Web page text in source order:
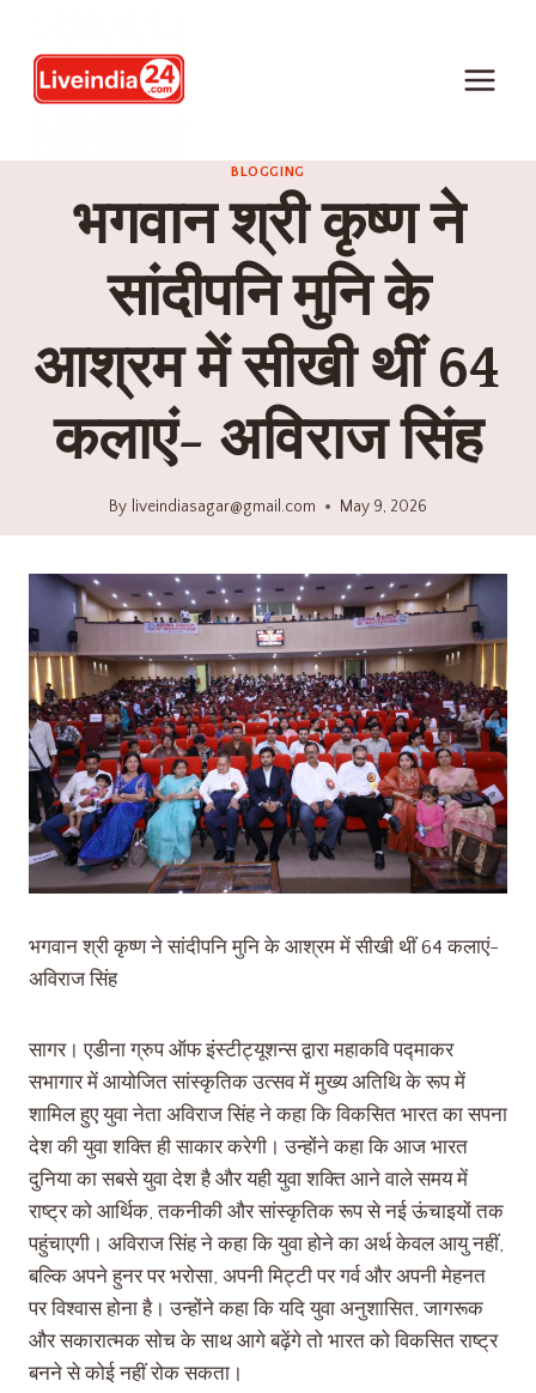
BLOGGING
भगवान श्री कृष्ण ने
सांदीपनि मुनि के
आश्रम में सीखी थीं 64
कलाएं- अविराज सिंह
By liveindiasagar@gmail.com May 9, 2026
भगवान श्री कृष्ण ने सांदीपनि मुनि के आश्रम में सीखी थीं 64 कलाएं-
अविराज सिंह
सागर। एडीना ग्रुप ऑफ इंस्टीट्यूशन्स द्वारा महाकवि पद्माकर
सभागार में आयोजित सांस्कृतिक उत्सव में मुख्य अतिथि के रूप में
शामिल हुए युवा नेता अविराज सिंह ने कहा कि विकसित भारत का सपना
देश की युवा शक्ति ही साकार करेगी। उन्होंने कहा कि आज भारत
दुनिया का सबसे युवा देश है और यही युवा शक्ति आने वाले समय में
राष्ट्र को आर्थिक, तकनीकी और सांस्कृतिक रूप से नई ऊंचाइयों तक
पहुंचाएगी। अविराज सिंह ने कहा कि युवा होने का अर्थ केवल आयु नहीं,
बल्कि अपने हुनर पर भरोसा, अपनी मिट्टी पर गर्व और अपनी मेहनत
पर विश्वास होना है। उन्होंने कहा कि यदि युवा अनुशासित, जागरूक
और सकारात्मक सोच के साथ आगे बढ़ेंगे तो भारत को विकसित राष्ट्र
बनने से कोई नहीं रोक सकता।